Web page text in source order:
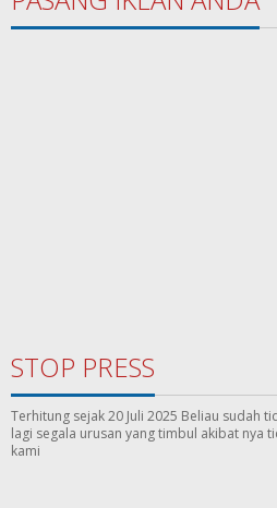
STOP PRESS
Terhitung sejak 20 Juli 2025 Beliau sudah
lagi segala urusan yang timbul akibat nya
kami